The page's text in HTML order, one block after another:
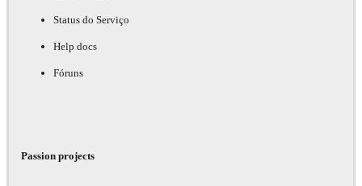
Status do Serviço
Help docs
Fóruns
Passion projects